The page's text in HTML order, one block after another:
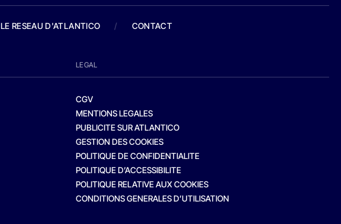
LE RESEAU D'ATLANTICO / CONTACT
LEGAL
CGV
MENTIONS LEGALES
PUBLICITE SUR ATLANTICO
GESTION DES COOKIES
POLITIQUE DE CONFIDENTIALITE
POLITIQUE D’ACCESSIBILITE
POLITIQUE RELATIVE AUX COOKIES
CONDITIONS GENERALES D’UTILISATION